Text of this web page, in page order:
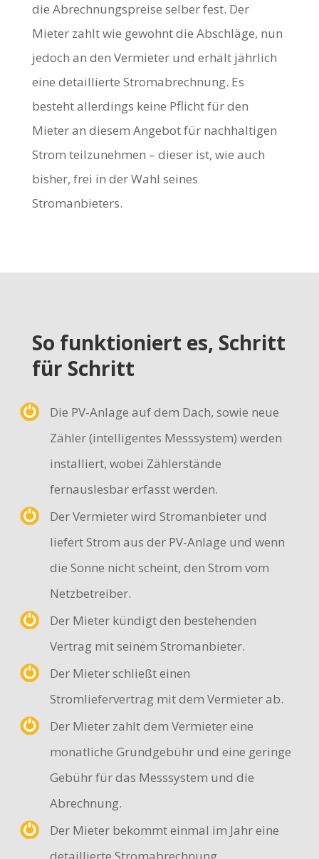
die Abrechnungspreise selber fest. Der
Mieter zahlt wie gewohnt die Abschläge, nun
jedoch an den Vermieter und erhält jährlich
eine detaillierte Stromabrechnung. Es
besteht allerdings keine Pflicht für den
Mieter an diesem Angebot für nachhaltigen
Strom teilzunehmen – dieser ist, wie auch
bisher, frei in der Wahl seines
Stromanbieters.
So funktioniert es, Schritt
für Schritt
Die PV-Anlage auf dem Dach, sowie neue
Zähler (intelligentes Messsystem) werden
installiert, wobei Zählerstände
fernauslesbar erfasst werden.
Der Vermieter wird Stromanbieter und
liefert Strom aus der PV-Anlage und wenn
die Sonne nicht scheint, den Strom vom
Netzbetreiber.
Der Mieter kündigt den bestehenden
Vertrag mit seinem Stromanbieter.
Der Mieter schließt einen
Stromliefervertrag mit dem Vermieter ab.
Der Mieter zahlt dem Vermieter eine
monatliche Grundgebühr und eine geringe
Gebühr für das Messsystem und die
Abrechnung.
Der Mieter bekommt einmal im Jahr eine